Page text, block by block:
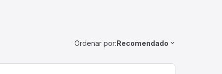
Ordenar por:Recomendado